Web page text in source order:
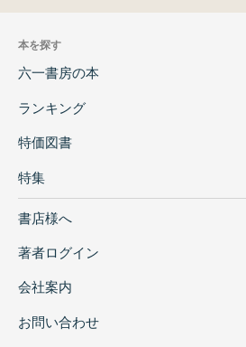
本を探す
六一書房の本
ランキング
特価図書
特集
書店様へ
著者ログイン
会社案内
お問い合わせ